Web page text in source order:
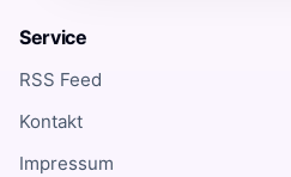
Service
RSS Feed
Kontakt
Impressum